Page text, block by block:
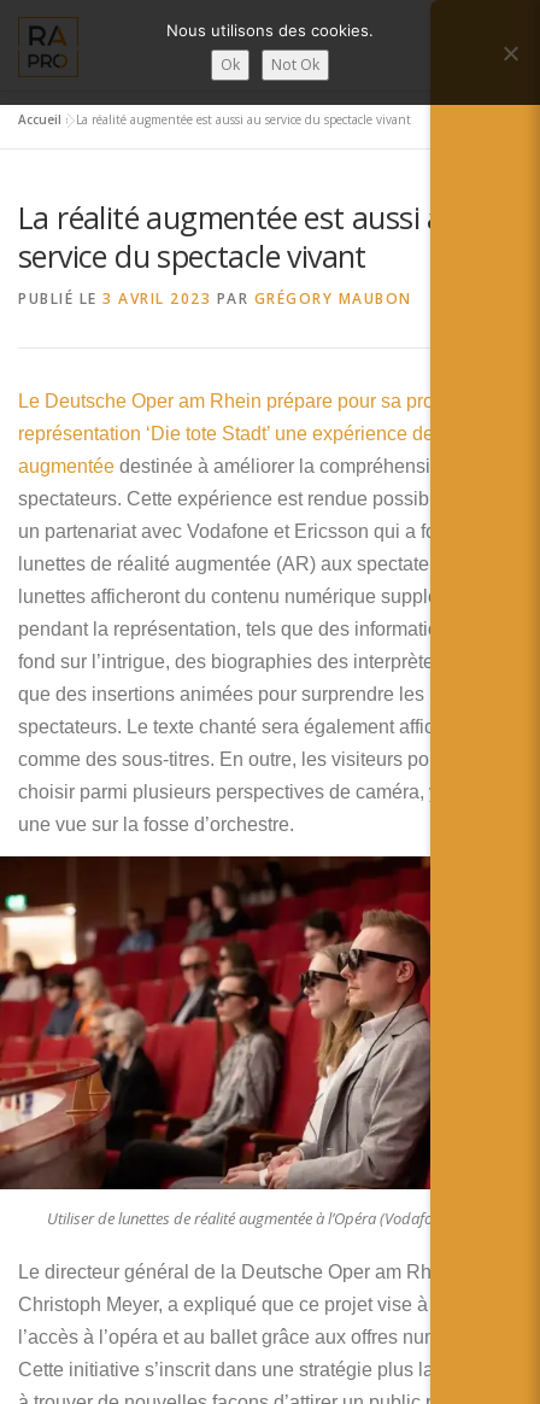
contenu
Menu
SERVICES RA’PRO ACTUALITÉ DE LA RA
Français
Deutsch
简体中文
日本語
Accueil »La réalité augmentée est aussi au service du spectacle vivant
La réalité augmentée est aussi au
service du spectacle vivant
PUBLIÉ LE 3 AVRIL 2023 PAR GRÉGORY MAUBON
Le Deutsche Oper am Rhein prépare pour sa prochain
représentation ‘Die tote Stadt’ une expérience de réalité
augmentée destinée à améliorer la compréhension des
spectateurs. Cette expérience est rendue possible grâce à
un partenariat avec Vodafone et Ericsson qui a fourni des
lunettes de réalité augmentée (AR) aux spectateurs. Ces
lunettes afficheront du contenu numérique supplémentaire
pendant la représentation, tels que des informations de
fond sur l’intrigue, des biographies des interprètes, ainsi
que des insertions animées pour surprendre les
spectateurs. Le texte chanté sera également affiché
comme des sous-titres. En outre, les visiteurs pourront
choisir parmi plusieurs perspectives de caméra, y compris
une vue sur la fosse d’orchestre.
Utiliser de lunettes de réalité augmentée à l’Opéra (Vodafone)
Le directeur général de la Deutsche Oper am Rhein, Prof.
Christoph Meyer, a expliqué que ce projet vise à faciliter
l’accès à l’opéra et au ballet grâce aux offres numériques.
Cette initiative s’inscrit dans une stratégie plus large visant
Nous utilisons des cookies.
Ok Not Ok